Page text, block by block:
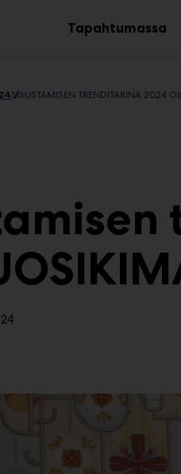
Main
Tapahtumassa
SISUSTAMISEN TRENDITARINA 2024